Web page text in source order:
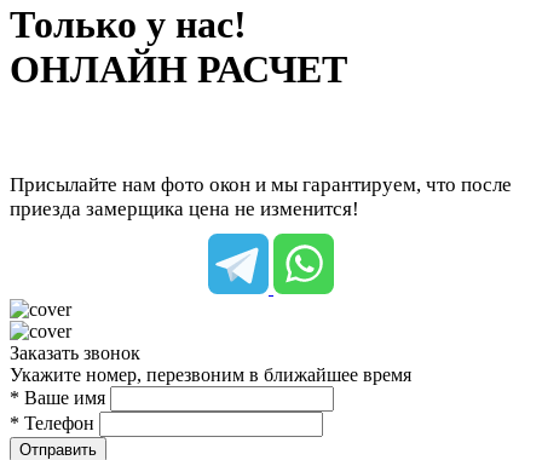
Только у нас!
ОНЛАЙН РАСЧЕТ
Присылайте нам фото окон и мы гарантируем, что после
приезда замерщика цена не изменится!
Заказать звонок
Укажите номер, перезвоним в ближайшее время
* Ваше имя
* Телефон
Отправить